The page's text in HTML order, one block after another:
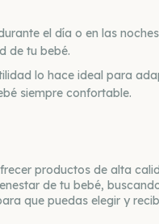
el día o en las
de tu bebé.
lo hace ideal para
siempre confortable.
productos de alta
de tu bebé,
que puedas elegir y